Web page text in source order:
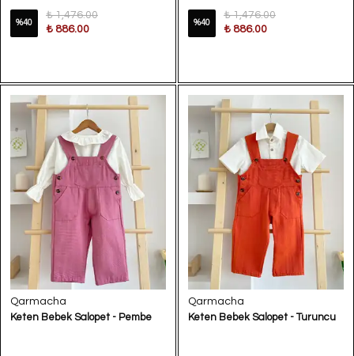
%40
₺ 1,476.00
₺ 886.00
%40
₺ 1,476.00
₺ 886.00
Qarmacha
Keten Bebek Salopet - Pembe
Qarmacha
Keten Bebek Salopet - Turuncu